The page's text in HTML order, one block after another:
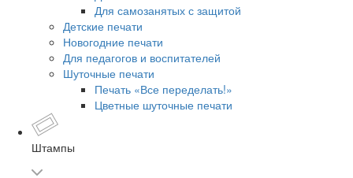
Для самозанятых с защитой
Детские печати
Новогодние печати
Для педагогов и воспитателей
Шуточные печати
Печать «Все переделать!»
Цветные шуточные печати
Штампы